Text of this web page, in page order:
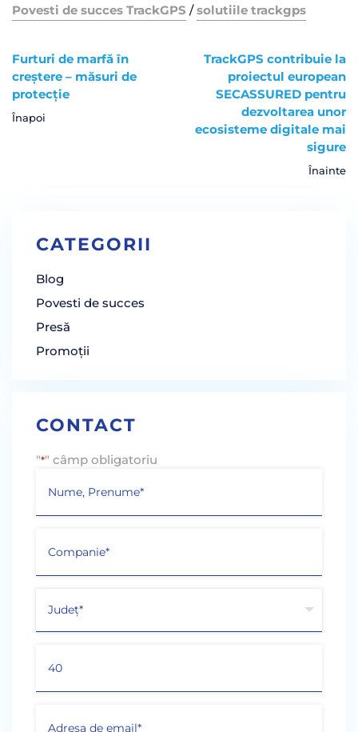
Povesti de succes TrackGPS /solutiile trackgps
Furturi de marfă în
creștere – măsuri de
protecție
Înapoi
TrackGPS contribuie la
proiectul european
SECASSURED pentru
dezvoltarea unor
ecosisteme digitale mai
sigure
Înainte
CATEGORII
Blog
Povesti de succes
Presă
Promoții
CONTACT
"*" câmp obligatoriu